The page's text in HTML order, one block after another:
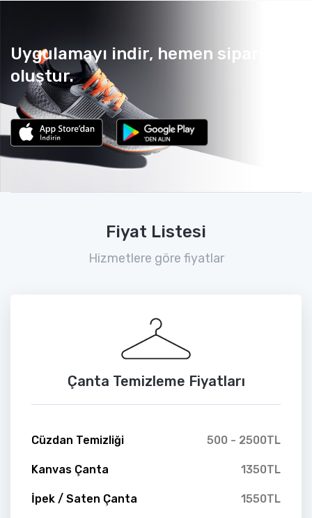
Uygulamayı indir, hemen sipariş
oluştur.
Fiyat Listesi
Hizmetlere göre fiyatlar
Çanta Temizleme Fiyatları
Cüzdan Temizliği 500 - 2500TL
Kanvas Çanta 1350TL
İpek / Saten Çanta 1550TL